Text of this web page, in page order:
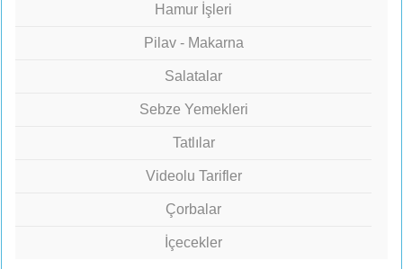
Hamur İşleri
Pilav - Makarna
Salatalar
Sebze Yemekleri
Tatlılar
Videolu Tarifler
Çorbalar
İçecekler